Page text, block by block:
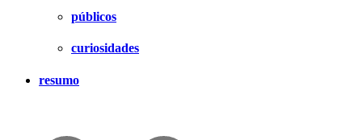
públicos
curiosidades
resumo